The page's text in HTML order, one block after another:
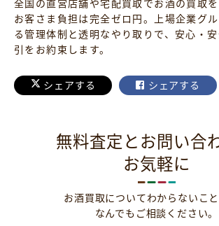
全国の直営店舗や宅配買取でお酒の買取を
お客さま負担は完全ゼロ円。上場企業グ
る管理体制と透明なやり取りで、安心・
引をお約束します。
シェアする シェアする
無料査定とお問い合
お気軽に
お酒買取についてわからないこと
なんでもご相談ください。